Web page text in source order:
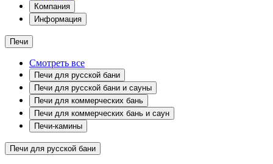
Компания
Информация
Печи
Смотреть все
Печи для русской бани
Печи для русской бани и сауны
Печи для коммерческих бань
Печи для коммерческих бань и саун
Печи-камины
Печи для русской бани